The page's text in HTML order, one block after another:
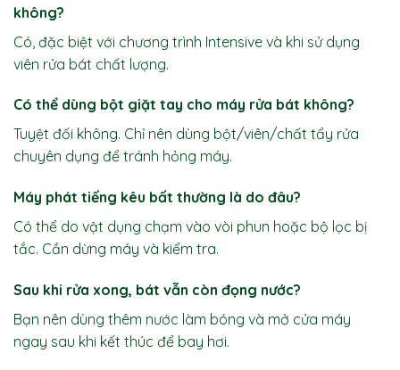
không?
Có, đặc biệt với chương trình Intensive và khi sử dụng
viên rửa bát chất lượng.
Có thể dùng bột giặt tay cho máy rửa bát không?
Tuyệt đối không. Chỉ nên dùng bột/viên/chất tẩy rửa
chuyên dụng để tránh hỏng máy.
Máy phát tiếng kêu bất thường là do đâu?
Có thể do vật dụng chạm vào vòi phun hoặc bộ lọc bị
tắc. Cần dừng máy và kiểm tra.
Sau khi rửa xong, bát vẫn còn đọng nước?
Bạn nên dùng thêm nước làm bóng và mở cửa máy
ngay sau khi kết thúc để bay hơi.